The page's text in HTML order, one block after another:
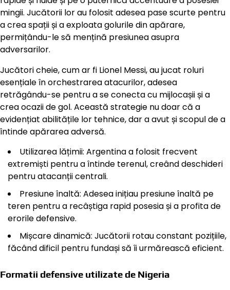
mingii. Jucătorii lor au folosit adesea pase scurte pentru
a crea spații și a exploata golurile din apărare,
permițându-le să mențină presiunea asupra
adversarilor.
Jucători cheie, cum ar fi Lionel Messi, au jucat roluri
esențiale în orchestrarea atacurilor, adesea
retrăgându-se pentru a se conecta cu mijlocașii și a
crea ocazii de gol. Această strategie nu doar că a
evidențiat abilitățile lor tehnice, dar a avut și scopul de a
întinde apărarea adversă.
Utilizarea lățimii: Argentina a folosit frecvent
extremiști pentru a întinde terenul, creând deschideri
pentru atacanții centrali.
Presiune înaltă: Adesea inițiau presiune înaltă pe
teren pentru a recâștiga rapid posesia și a profita de
erorile defensive.
Mișcare dinamică: Jucătorii rotau constant pozițiile,
făcând dificil pentru fundași să îi urmărească eficient.
Formatii defensive utilizate de Nigeria